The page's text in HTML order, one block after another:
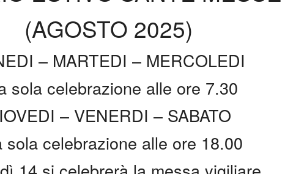
(AGOSTO 2025)
– MARTEDI – MERCOLEDI
sola celebrazione alle ore 7.30
– VENERDI – SABATO
sola celebrazione alle ore 18.00